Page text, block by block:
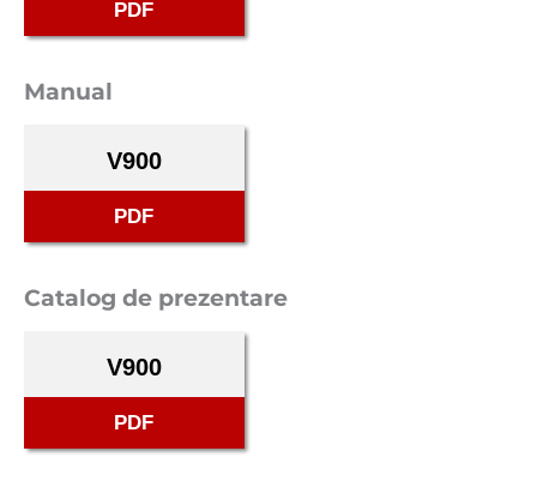
PDF
Manual
V900
PDF
Catalog de prezentare
V900
PDF